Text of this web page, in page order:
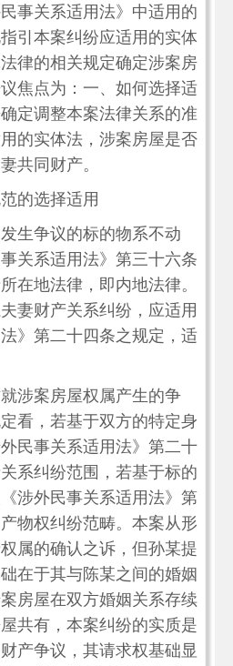
事关系适用法》中适用的
引本案纠纷应适用的实体
律的相关规定确定涉案房
焦点为：一、如何选择适
定调整本案法律关系的准
的实体法，涉案房屋是否
共同财产。
的选择适用
生争议的标的物系不动
关系适用法》第三十六条
在地法律，即内地法律。
妻财产关系纠纷，应适用
》第二十四条之规定，适
涉案房屋权属产生的争
看，若基于双方的特定身
民事关系适用法》第二十
系纠纷范围，若基于标的
涉外民事关系适用法》第
物权纠纷范畴。本案从形
属的确认之诉，但孙某提
在于其与陈某之间的婚姻
房屋在双方婚姻关系存续
共有，本案纠纷的实质是
产争议，其请求权基础显